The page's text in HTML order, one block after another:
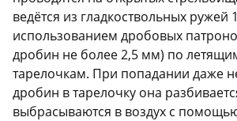
ведётся из гладкоствольных ружей
использованием дробовых
дробин не более 2,5 мм) по
тарелочкам. При попадании даже
дробин в тарелочку она
выбрасываются в воздух с